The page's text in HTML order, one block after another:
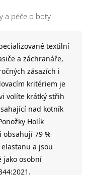
a péče o boty
textilní
a záchranáře,
zásazích i
kritériem je
volíte krátký střih
nad kotník
Holík
79 %
a jsou
jako osobní